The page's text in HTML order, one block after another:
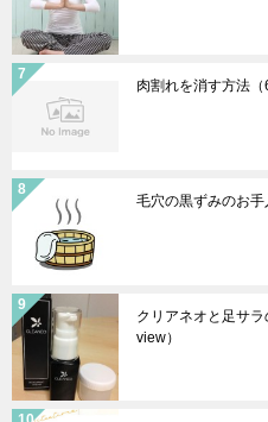
肉割れを消す方法
毛穴の黒ずみのお
クリアネオと足サ
view）